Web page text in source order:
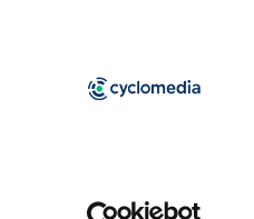
2026CyclomediaAllgemeine